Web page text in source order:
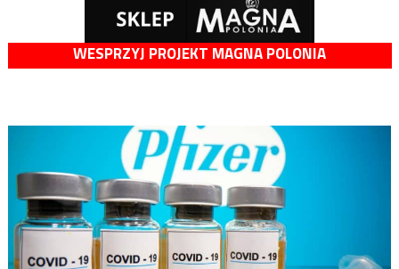
WESPRZYJ PROJEKT MAGNA POLONIA